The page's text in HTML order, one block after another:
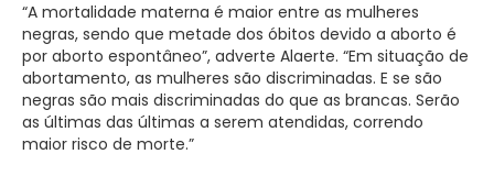
“A mortalidade materna é maior entre as mulheres
negras, sendo que metade dos óbitos devido a aborto é
por aborto espontâneo”, adverte Alaerte. “Em situação de
abortamento, as mulheres são discriminadas. E se são
negras são mais discriminadas do que as brancas. Serão
as últimas das últimas a serem atendidas, correndo
maior risco de morte.”